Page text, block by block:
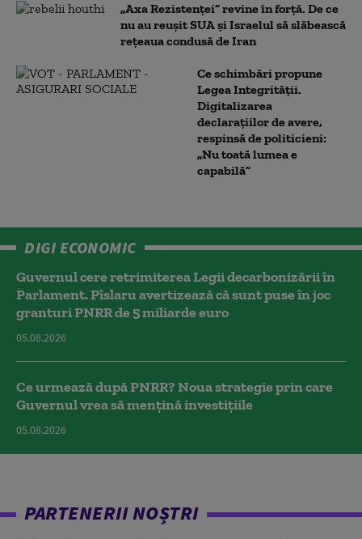
„Axa Rezistenței” revine în forță. De ce
nu au reușit SUA și Israelul să slăbească
rețeaua condusă de Iran
Ce schimbări propune
Legea Integrității.
Digitalizarea
declarațiilor de avere,
respinsă de politicieni:
„Nu toată lumea e
capabilă”
DIGI ECONOMIC
Guvernul cere retrimiterea Legii decarbonizării în
Parlament. Pîslaru avertizează că sunt puse în joc
granturi PNRR de 5 miliarde euro
05.08.2026
Ce urmează după PNRR? Noua strategie prin care
Guvernul vrea să mențină investițiile
05.08.2026
PARTENERII NOȘTRI